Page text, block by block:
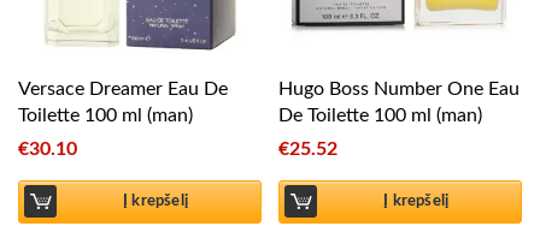
Versace Dreamer Eau De
Toilette 100 ml (man)
€30.10
Į krepšelį
Hugo Boss Number One Eau
De Toilette 100 ml (man)
€25.52
Į krepšelį